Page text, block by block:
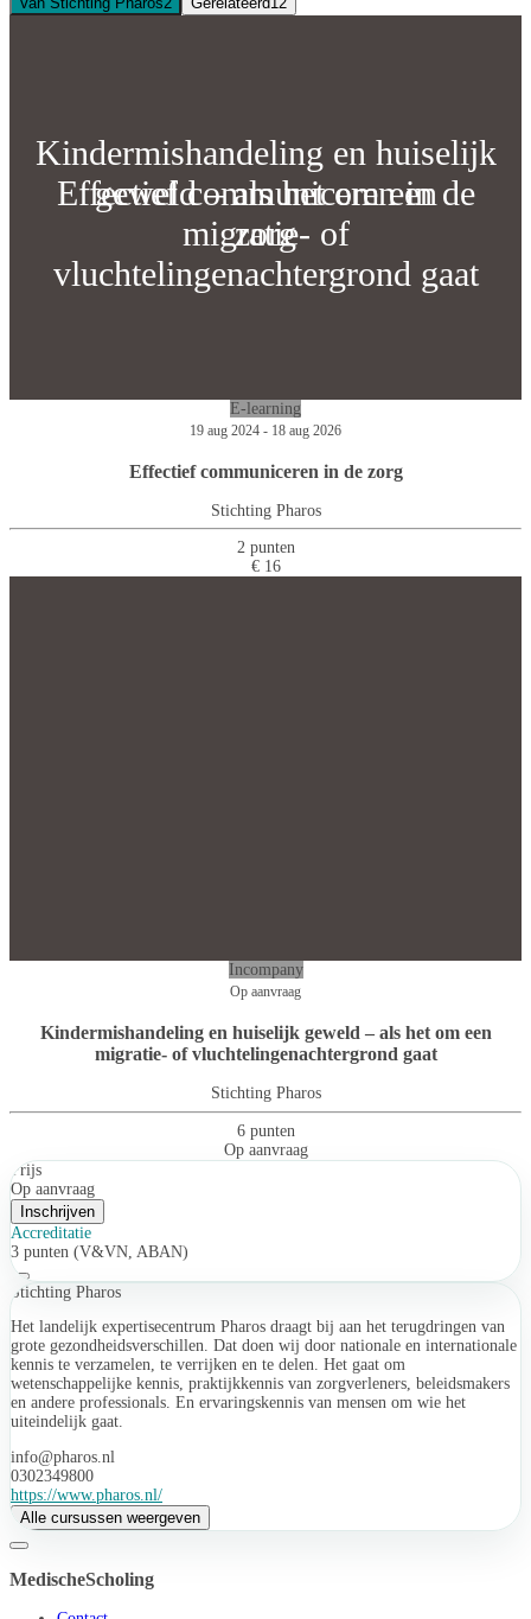
Effectief communiceren in de
zorg
E-learning
19 aug 2024 - 18 aug 2026
Effectief communiceren in de zorg
Stichting Pharos
2 punten
€ 16
Kindermishandeling en huiselijk
geweld – als het om een
migratie- of
vluchtelingenachtergrond gaat
Incompany
Op aanvraag
Kindermishandeling en huiselijk geweld – als het om een
migratie- of vluchtelingenachtergrond gaat
Stichting Pharos
6 punten
Op aanvraag
Prijs
Op aanvraag
Inschrijven
Accreditatie
3 punten (V&VN, ABAN)
Stichting Pharos
Het landelijk expertisecentrum Pharos draagt bij aan het terugdringen van
grote gezondheidsverschillen. Dat doen wij door nationale en internationale
kennis te verzamelen, te verrijken en te delen. Het gaat om
wetenschappelijke kennis, praktijkkennis van zorgverleners, beleidsmakers
en andere professionals. En ervaringskennis van mensen om wie het
uiteindelijk gaat.
info@pharos.nl
0302349800
https://www.pharos.nl/
Alle cursussen weergeven
MedischeScholing